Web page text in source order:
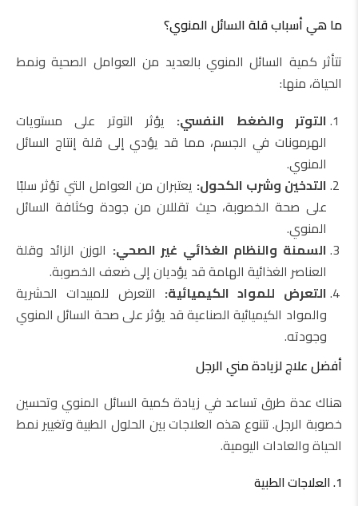
ما هي أسباب قلة السائل المنوي؟
تتأثر كمية السائل المنوي بالعديد من العوامل الصحية ونمط
الحياة، منها:
التوتر والضغط النفسي: يؤثر التوتر على مستويات
الهرمونات في الجسم، مما قد يؤدي إلى قلة إنتاج السائل
المنوي.
التدخين وشرب الكحول: يعتبران من العوامل التي تؤثر سلبًا
على صحة الخصوبة، حيث تقللان من جودة وكثافة السائل
المنوي.
السمنة والنظام الغذائي غير الصحي: الوزن الزائد وقلة
العناصر الغذائية الهامة قد يؤديان إلى ضعف الخصوبة.
التعرض للمواد الكيميائية: التعرض للمبيدات الحشرية
والمواد الكيميائية الصناعية قد يؤثر على صحة السائل المنوي
وجودته.
أفضل علاج لزيادة مني الرجل
هناك عدة طرق تساعد في زيادة كمية السائل المنوي وتحسين
خصوبة الرجل. تتنوع هذه العلاجات بين الحلول الطبية وتغيير نمط
الحياة والعادات اليومية.
1. العلاجات الطبية